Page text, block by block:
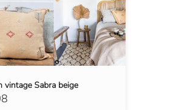
vintage Sabra beige